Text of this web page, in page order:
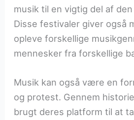
musik til en vigtig del af
Disse festivaler giver også
opleve forskellige
mennesker fra forskellige
Musik kan også være en
og protest. Gennem
brugt deres platform til at